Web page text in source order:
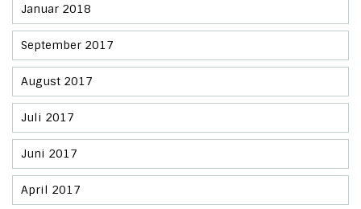
Januar 2018
September 2017
August 2017
Juli 2017
Juni 2017
April 2017